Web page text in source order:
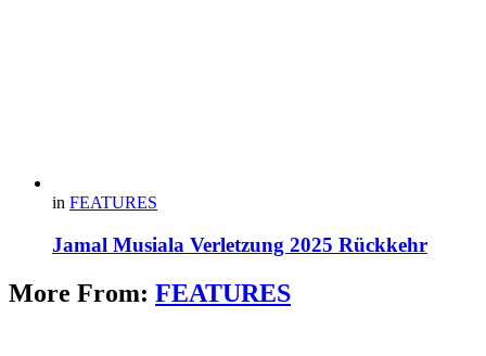
in FEATURES
Jamal Musiala Verletzung 2025 Rückkehr
More From: FEATURES